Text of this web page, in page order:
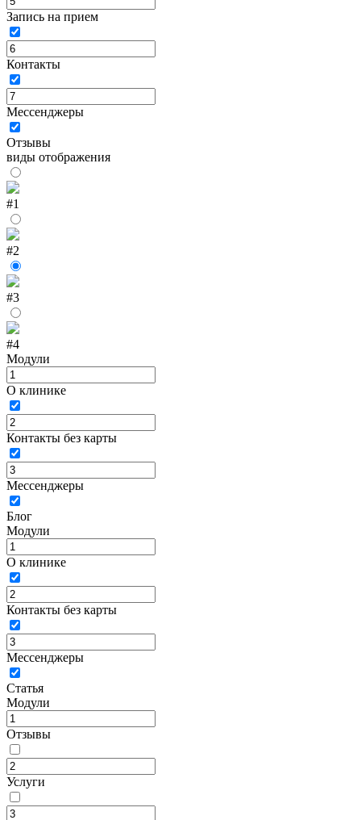
Запись на прием
Контакты
Мессенджеры
Отзывы
виды отображения
#1
#2
#3
#4
Модули
О клинике
Контакты без карты
Мессенджеры
Блог
Модули
О клинике
Контакты без карты
Мессенджеры
Статья
Модули
Отзывы
Услуги